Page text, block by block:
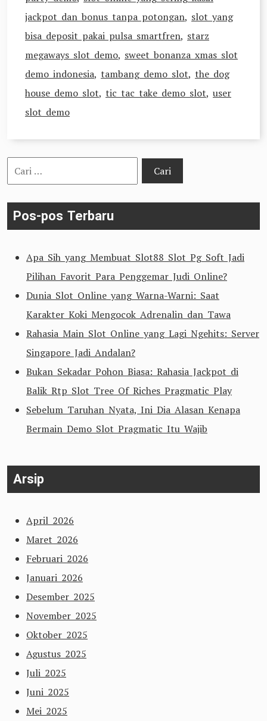
jackpot dan bonus tanpa potongan, slot yang
bisa deposit pakai pulsa smartfren, starz
megaways slot demo, sweet bonanza xmas slot
demo indonesia, tambang demo slot, the dog
house demo slot, tic tac take demo slot, user
slot demo
Cari
untuk:
Pos-pos Terbaru
Apa Sih yang Membuat Slot88 Slot Pg Soft Jadi
Pilihan Favorit Para Penggemar Judi Online?
Dunia Slot Online yang Warna-Warni: Saat
Karakter Koki Mengocok Adrenalin dan Tawa
Rahasia Main Slot Online yang Lagi Ngehits: Server
Singapore Jadi Andalan?
Bukan Sekadar Pohon Biasa: Rahasia Jackpot di
Balik Rtp Slot Tree Of Riches Pragmatic Play
Sebelum Taruhan Nyata, Ini Dia Alasan Kenapa
Bermain Demo Slot Pragmatic Itu Wajib
Arsip
April 2026
Maret 2026
Februari 2026
Januari 2026
Desember 2025
November 2025
Oktober 2025
Agustus 2025
Juli 2025
Juni 2025
Mei 2025